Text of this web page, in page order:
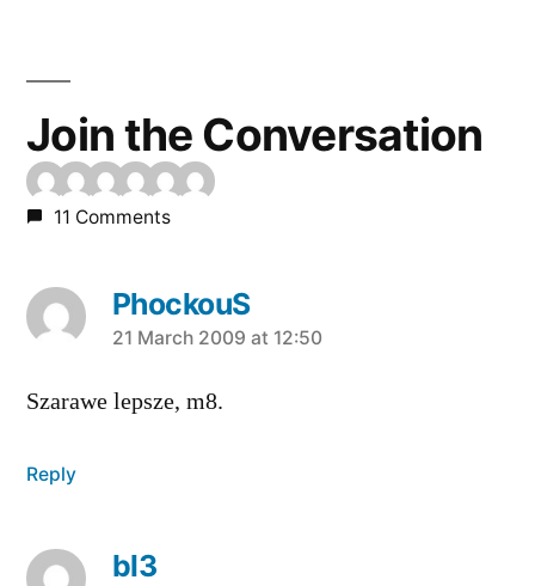
Join the Conversation
11 Comments
PhockouS
says:
21 March 2009 at 12:50
Szarawe lepsze, m8.
Reply
bl3